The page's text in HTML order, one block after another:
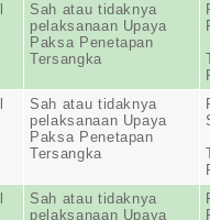
Sah atau tidaknya
pelaksanaan Upaya
Paksa Penetapan
Tersangka
Sah atau tidaknya
pelaksanaan Upaya
Paksa Penetapan
Tersangka
Sah atau tidaknya
pelaksanaan Upaya